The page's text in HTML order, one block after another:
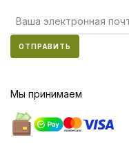
ОТПРАВИТЬ
Мы принимаем